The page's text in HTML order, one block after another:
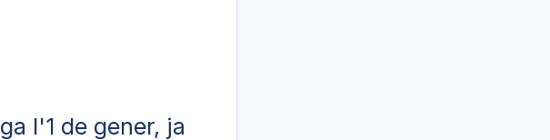
l'1 de gener, ja